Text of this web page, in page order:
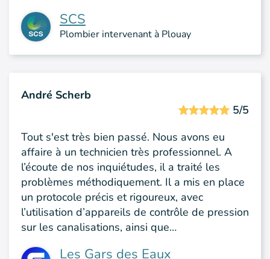
SCS
Plombier intervenant à Plouay
André Scherb
5/5
Tout s'est très bien passé. Nous avons eu
affaire à un technicien très professionnel. A
l’écoute de nos inquiétudes, il a traité les
problèmes méthodiquement. Il a mis en place
un protocole précis et rigoureux, avec
l’utilisation d’appareils de contrôle de pression
sur les canalisations, ainsi que…
Les Gars des Eaux